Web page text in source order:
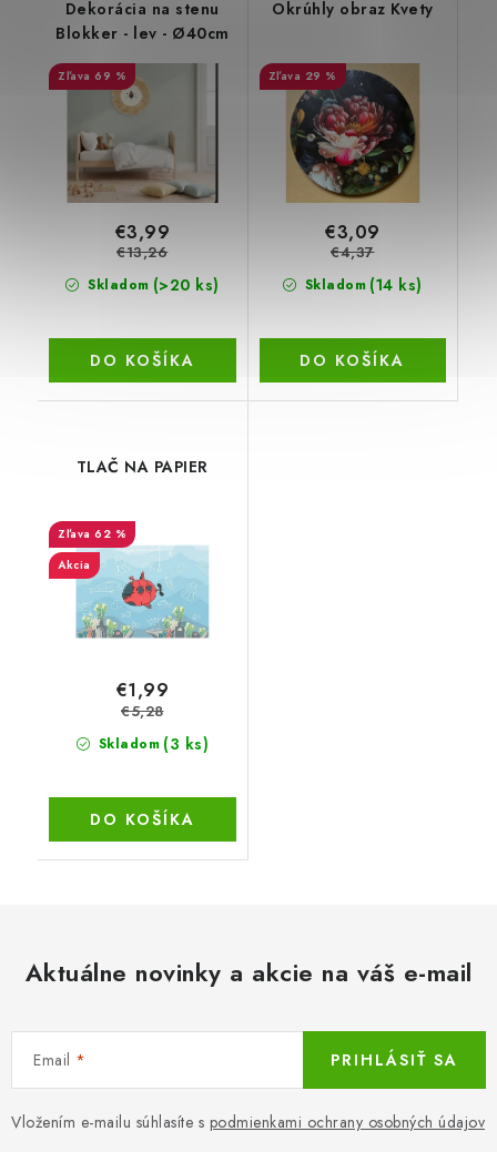
Dekorácia na stenu
Blokker - lev - Ø40cm
69 %
Skladom (>20 ks)
€3,99
€13,26
DO KOŠÍKA
Okrúhly obraz Kvety
29 %
Skladom (14 ks)
€3,09
€4,37
DO KOŠÍKA
TLAČ NA PAPIER
62 %
Akcia
Skladom (3 ks)
€1,99
€5,28
DO KOŠÍKA
Aktuálne novinky a akcie na váš e-mail
Email
Vložením e-mailu súhlasíte s podmienkami ochrany osobných údajov
PRIHLÁSIŤ SA